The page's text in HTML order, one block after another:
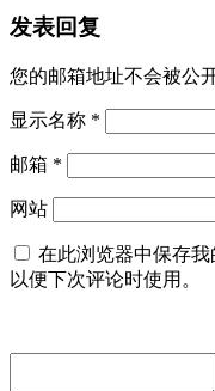
发表回复
您的邮箱地址不会被公开
显示名称 *
邮箱 *
网站
在此浏览器中保存我
以便下次评论时使用。